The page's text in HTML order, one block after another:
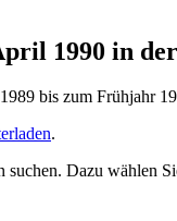
1990 in
bis zum Frühjahr
.
Dazu wählen